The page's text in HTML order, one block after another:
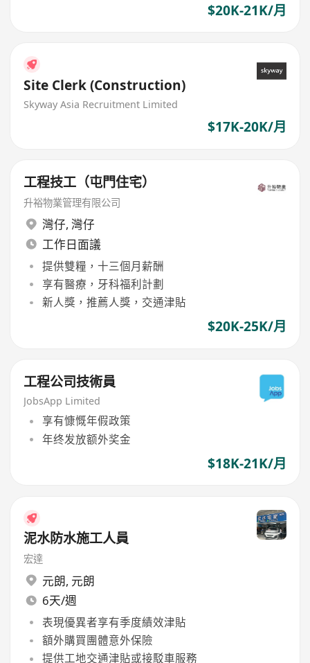
$20K-21K/月
Site Clerk (Construction)
Skyway Asia Recruitment Limited
$17K-20K/月
工程技工（屯門住宅）
升裕物業管理有限公司
灣仔, 灣仔
工作日面議
提供雙糧，十三個月薪酬
享有醫療，牙科福利計劃
新人獎，推薦人獎，交通津貼
$20K-25K/月
工程公司技術員
JobsApp Limited
享有慷慨年假政策
年终发放额外奖金
$18K-21K/月
泥水防水施工人員
宏達
元朗, 元朗
6天/週
表現優異者享有季度績效津貼
額外購買團體意外保險
提供工地交通津貼或接駁車服務